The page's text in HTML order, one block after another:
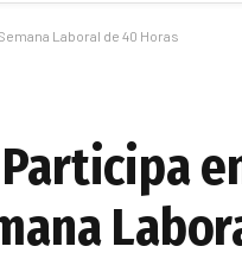
Laboral de 40 Horas